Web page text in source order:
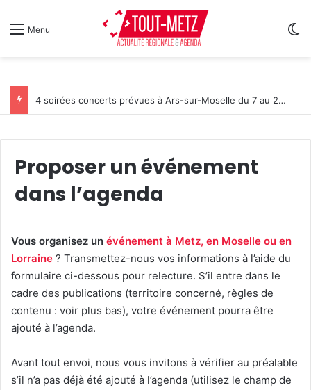
Menu
4 soirées concerts prévues à Ars-sur-Moselle du 7 au 28 août 2026
Proposer un événement
dans l’agenda
Vous organisez un événement à Metz, en Moselle ou en
Lorraine ? Transmettez-nous vos informations à l’aide du
formulaire ci-dessous pour relecture. S’il entre dans le
cadre des publications (territoire concerné, règles de
contenu : voir plus bas), votre événement pourra être
ajouté à l’agenda.
Avant tout envoi, nous vous invitons à vérifier au préalable
s’il n’a pas déjà été ajouté à l’agenda (utilisez le champ de